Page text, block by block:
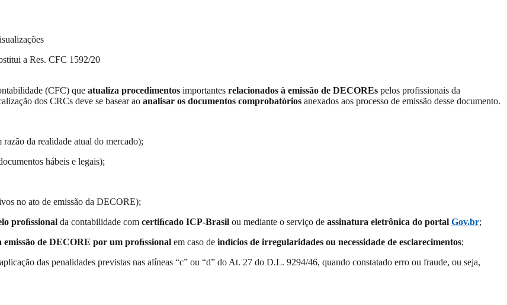
a Res. CFC 1592/20
(CFC) que atualiza procedimentos importantes relacionados à emissão de DECOREs pelos profissionais da
dos CRCs deve se basear ao analisar os documentos comprobatórios anexados aos processo de emissão desse documento.
razão da realidade atual do mercado);
hábeis e legais);
no ato de emissão da DECORE);
proﬁssional da contabilidade com certiﬁcado ICP-Brasil ou mediante o serviço de assinatura eletrônica do portal Gov.br;
emissão de DECORE por um proﬁssional em caso de indícios de irregularidades ou necessidade de esclarecimentos;
das penalidades previstas nas alíneas “c” ou “d” do At. 27 do D.L. 9294/46, quando constatado erro ou fraude, ou seja,